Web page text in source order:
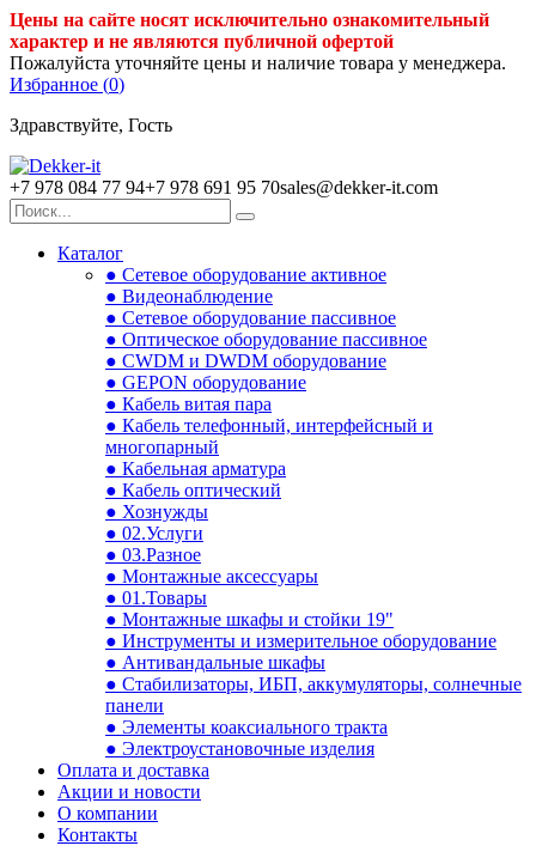
Цены на сайте носят исключительно ознакомительный
характер и не являются публичной офертой
Пожалуйста уточняйте цены и наличие товара у менеджера.
Избранное (0)
Здравствуйте, Гость
+7 978 084 77 94+7 978 691 95 70sales@dekker-it.com
Каталог
● Сетевое оборудование активное
● Видеонаблюдение
● Сетевое оборудование пассивное
● Оптическое оборудование пассивное
● CWDM и DWDM оборудование
● GEPON оборудование
● Кабель витая пара
● Кабель телефонный, интерфейсный и
многопарный
● Кабельная арматура
● Кабель оптический
● Хознужды
● 02.Услуги
● 03.Разное
● Монтажные аксессуары
● 01.Товары
● Монтажные шкафы и стойки 19"
● Инструменты и измерительное оборудование
● Антивандальные шкафы
● Стабилизаторы, ИБП, аккумуляторы, солнечные
панели
● Элементы коаксиального тракта
● Электроустановочные изделия
Оплата и доставка
Акции и новости
О компании
Контакты